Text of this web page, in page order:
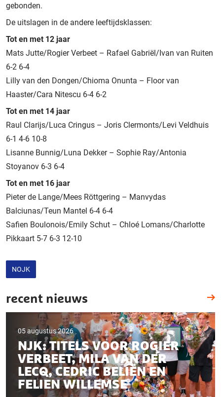
gebonden.
De uitslagen in de andere leeftijdsklassen:
Tot en met 12 jaar
Mats Jutte/Rogier Verbeet – Rafael Gabriël/Ivan van Ruiten
6-2 6-4
Lilly van den Dongen/Chioma Onunta – Floor van
Haaster/Cara Nitescu 6-4 6-2
Tot en met 14 jaar
Raul Clarijs/Luca Cringus – Joris Clermonts/Levi Veldhuis
6-1 4-6 10-8
Lisanne Bunnig/Luna Dekker – Sophie Ray/Antonia
Stoyanov 6-3 6-4
Tot en met 16 jaar
Pieter de Lange/Mees Röttgering – Manvydas
Balciunas/Teun Mantel 6-4 6-4
Safien Boulonois/Emily Schut – Chloé Lomans/Charlotte
Pikkaart 5-7 6-3 12-10
NOJK
recent nieuws
05 augustus 2026
NJK: TITELS VOOR ROGIER
VERBEET, MILA VAN DER
LECQ, CEDRIC BELIËN EN
FELIEN WILLEMSE